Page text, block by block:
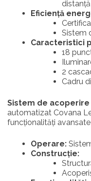
distanță
Eficiență
Sistem
Caracteristici
18
2
Cadru
Sistem de acoperire
automatizat Covana
funcționalități
Operare:
Construcție: